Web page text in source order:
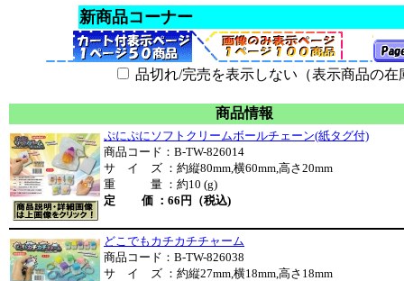
新商品コーナー
品切れ/完売を表示しない（表示商品の
商品情報
ぷにぷにソフトクリームボールチェーン(紙タグ付)
商品コード：B-TW-826014
サ イ ズ ：約縦80mm,横60mm,高さ20mm
重 量 ：約10 (g)
定 価 ：66円（税込)
どこでもカチカチチャーム
商品コード：B-TW-826038
サ イ ズ ：約縦27mm,横18mm,高さ18mm